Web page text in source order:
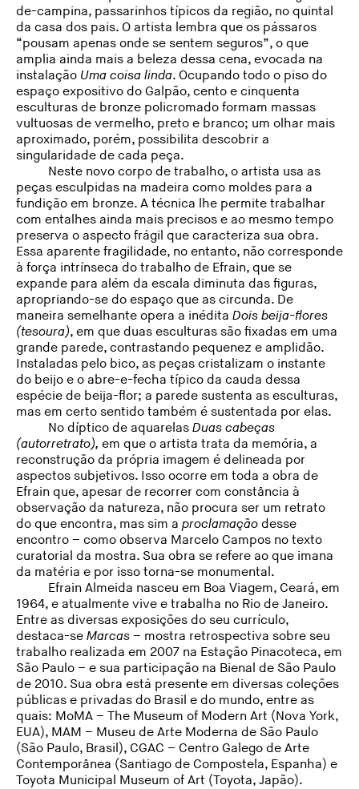
de-campina, passarinhos típicos da região, no quintal
da casa dos pais. O artista lembra que os pássaros
“pousam apenas onde se sentem seguros”, o que
amplia ainda mais a beleza dessa cena, evocada na
instalação Uma coisa linda. Ocupando todo o piso do
espaço expositivo do Galpão, cento e cinquenta
esculturas de bronze policromado formam massas
vultuosas de vermelho, preto e branco; um olhar mais
aproximado, porém, possibilita descobrir a
singularidade de cada peça.
Neste novo corpo de trabalho, o artista usa as
peças esculpidas na madeira como moldes para a
fundição em bronze. A técnica lhe permite trabalhar
com entalhes ainda mais precisos e ao mesmo tempo
preserva o aspecto frágil que caracteriza sua obra.
Essa aparente fragilidade, no entanto, não corresponde
à força intrínseca do trabalho de Efrain, que se
expande para além da escala diminuta das figuras,
apropriando-se do espaço que as circunda. De
maneira semelhante opera a inédita Dois beija-flores
(tesoura), em que duas esculturas são fixadas em uma
grande parede, contrastando pequenez e amplidão.
Instaladas pelo bico, as peças cristalizam o instante
do beijo e o abre-e-fecha típico da cauda dessa
espécie de beija-flor; a parede sustenta as esculturas,
mas em certo sentido também é sustentada por elas.
No díptico de aquarelas Duas cabeças
(autorretrato), em que o artista trata da memória, a
reconstrução da própria imagem é delineada por
aspectos subjetivos. Isso ocorre em toda a obra de
Efrain que, apesar de recorrer com constância à
observação da natureza, não procura ser um retrato
do que encontra, mas sim a proclamação desse
encontro – como observa Marcelo Campos no texto
curatorial da mostra. Sua obra se refere ao que imana
da matéria e por isso torna-se monumental.
Efrain Almeida nasceu em Boa Viagem, Ceará, em
1964, e atualmente vive e trabalha no Rio de Janeiro.
Entre as diversas exposições do seu currículo,
destaca-se Marcas – mostra retrospectiva sobre seu
trabalho realizada em 2007 na Estação Pinacoteca, em
São Paulo – e sua participação na Bienal de São Paulo
de 2010. Sua obra está presente em diversas coleções
públicas e privadas do Brasil e do mundo, entre as
quais: MoMA – The Museum of Modern Art (Nova York,
EUA), MAM – Museu de Arte Moderna de São Paulo
(São Paulo, Brasil), CGAC – Centro Galego de Arte
Contemporânea (Santiago de Compostela, Espanha) e
Toyota Municipal Museum of Art (Toyota, Japão).